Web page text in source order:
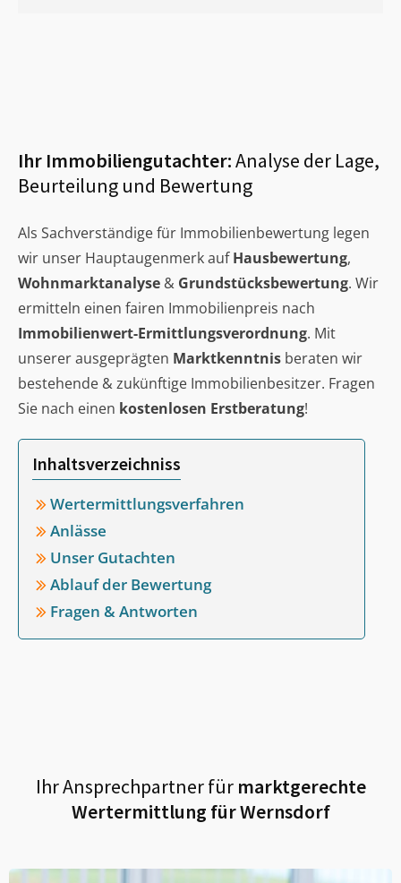
Ihr Immobiliengutachter:Analyse der Lage,
Beurteilung und Bewertung
Als Sachverständige für Immobilienbewertung legen
wir unser Hauptaugenmerk aufHausbewertung,
Wohnmarktanalyse & Grundstücksbewertung. Wir
ermitteln einen fairen Immobilienpreis nach
Immobilienwert-Ermittlungsverordnung. Mit
unserer ausgeprägten Marktkenntnis beraten wir
bestehende & zukünftige Immobilienbesitzer. Fragen
Sie nach einen kostenlosen Erstberatung!
Inhaltsverzeichniss
Wertermittlungsverfahren
Anlässe
Unser Gutachten
Ablauf der Bewertung
Fragen & Antworten
Ihr Ansprechpartner fürmarktgerechte
Wertermittlung fürWernsdorf